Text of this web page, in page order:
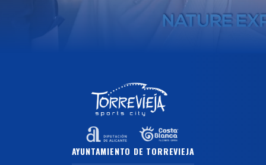
AYUNTAMIENTO DE TORREVIEJA